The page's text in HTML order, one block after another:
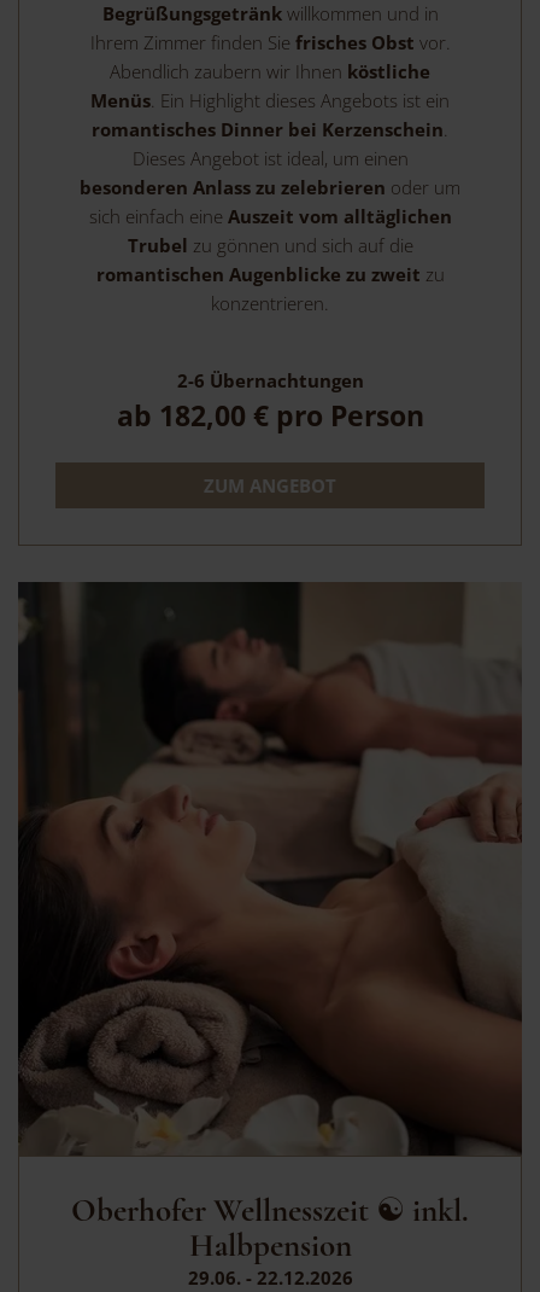
Begrüßungsgetränkwillkommen und in
Ihrem Zimmer finden Sie frisches Obst vor.
Abendlich zaubern wir Ihnen köstliche
Menüs. Ein Highlight dieses Angebots ist ein
romantisches Dinner bei Kerzenschein.
Dieses Angebot ist ideal, um einen
besonderen Anlass zu zelebrieren oder um
sich einfach eine Auszeit vom alltäglichen
Trubel zu gönnen und sich auf die
romantischen Augenblicke zu zweit zu
konzentrieren.
2-6 Übernachtungen
ab 182,00 € pro Person
ZUM ANGEBOT
Oberhofer Wellnesszeit ☯ inkl.
Halbpension
29.06. - 22.12.2026